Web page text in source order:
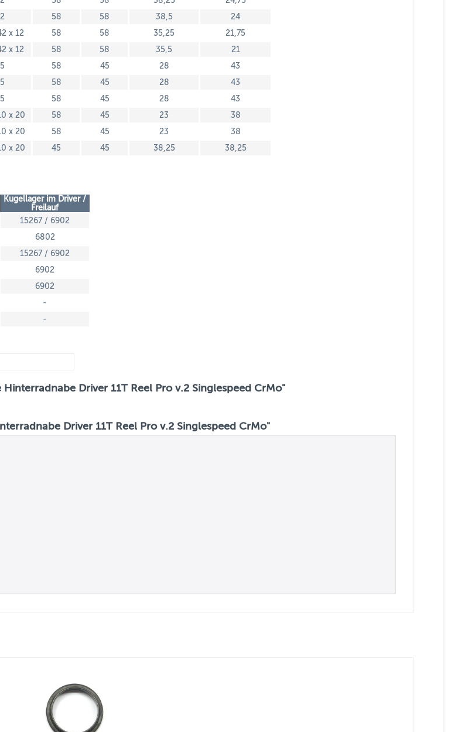
58 58 38,5
24
x 12 58 58 35,25
21,75
x 12 58 58 35,5
21
58 45 28
43
58 45 28
43
58 45 28
43
x 20 58 45 23
38
x 20 58 45 23
38
x 20 45 45 38,25 38,25
Kugellager im Driver /
Freilauf
15267 / 6902
6802
15267 / 6902
6902
6902
-
-
Driver 11T Reel Pro v.2 Singlespeed CrMo"
Driver 11T Reel Pro v.2 Singlespeed CrMo"